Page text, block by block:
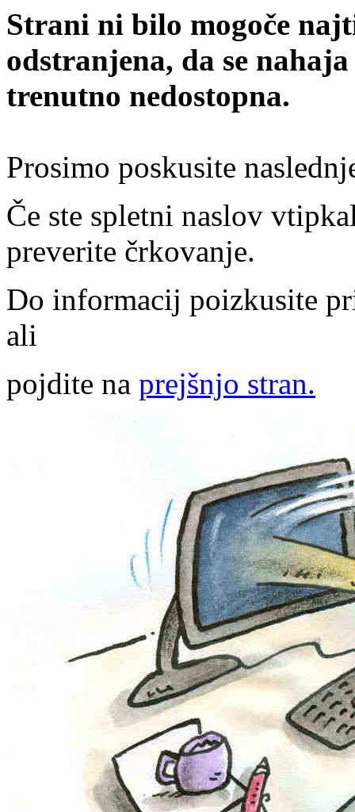
Strani ni bilo mogoče
odstranjena, da se
trenutno nedostopna.
Prosimo poskusite
Če ste spletni naslov
preverite črkovanje.
Do informacij poizkusite
ali
pojdite na prejšnjo stran.